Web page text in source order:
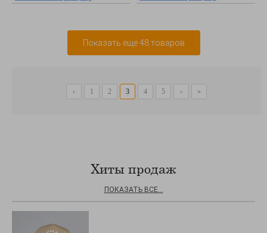
Показать еще 48 товаров
‹ 1 2 3 4 5 › »
Хиты продаж
ПОКАЗАТЬ ВСЕ...